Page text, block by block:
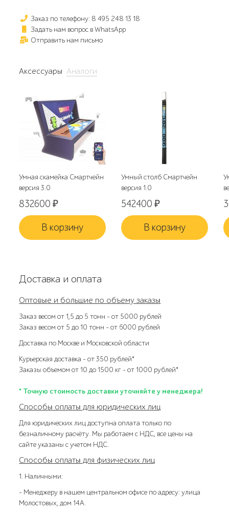
Заказ по телефону: 8 495 248 13 18
Задать нам вопрос в WhatsApp
Отправить нам письмо
Аксессуары Аналоги
Умная скамейка Смартчейн
версия 3.0
832600₽
В корзину
Умный столб Смартчейн
версия 1.0
542400₽
В корзину
Доставка и оплата
Оптовые и большие по объему заказы
Заказ весом от 1,5 до 5 тонн – от 5000 рублей
Заказ весом от 5 до 10 тонн – от 6000 рублей
Доставка по Москве и Московской области
Курьерская доставка – от 350 рублей*
Заказы объемом от 10 до 1500 кг – от 1000 рублей*
* Точную стоимость доставки уточняйте у менеджера!
Способы оплаты для юридических лиц
Для юридических лиц доступна оплата только по
безналичному расчёту. Мы работаем с НДС, все цены на
сайте указаны с учетом НДС.
Способы оплаты для физических лиц
1. Наличными:
- Менеджеру в нашем центральном офисе по адресу: улица
Молостовых, дом 14А.